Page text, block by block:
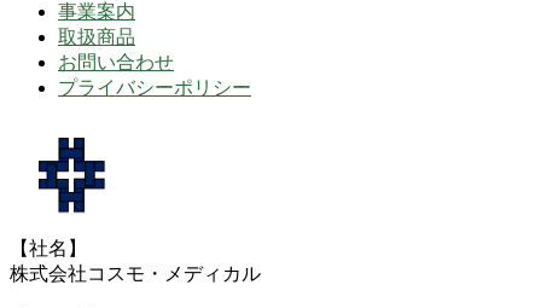
事業案内
取扱商品
お問い合わせ
プライバシーポリシー
【社名】
株式会社コスモ・メディカル